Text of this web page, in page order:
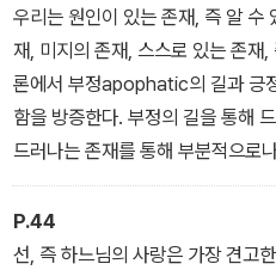
진화 법칙의 지배를 받는 본질
일련의 발산물emanation에 불과
언가에 의존한다는 것은 알지만, 그
다. 그런 측면에서 철학자들의 형
증언한다. 그러한 면에서 삼위일체
는 일반 형이상학보다 논리의 측면
일체 하느님이 실존에 의미를 부여
교 고백에 따르면 우리 실존의 근
우리는 원인이 있는 존재, 즉 알 수
재, 미지의 존재, 스스로 있는 존재
론에서 부정apophatic의 길과 긍
함을 방증한다. 부정의 길을 통해
드러나는 존재를 통해 부분적으로
해 드러나는 존재는 부정의 길을
해할 수 있다. 부정의 길을 통해 드
사실은 긍정의 길을 통해 드러나는
P.44
선, 즉 하느님의 사랑은 가장 견고